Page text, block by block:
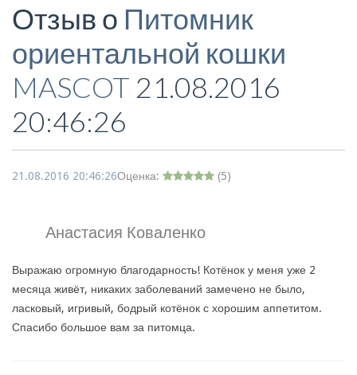
Интернет Путешествие и отдых Транспорт
Недвижимость Работа Гос. учреждения
Личности Логистика Страхование
Отзыв о Питомник
ориентальной кошки
MASCOT 21.08.2016
20:46:26
21.08.2016 20:46:26Оценка: (5)
Анастасия Коваленко
Выражаю огромную благодарность! Котёнок у меня уже 2
месяца живёт, никаких заболеваний замечено не было,
ласковый, игривый, бодрый котёнок с хорошим аппетитом.
Спасибо большое вам за питомца.